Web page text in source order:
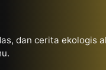
dan cerita ekologis